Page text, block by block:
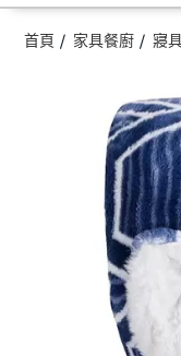
首頁 家具餐廚 寢